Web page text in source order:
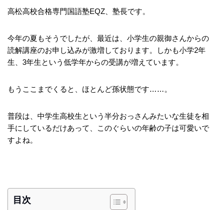
高松高校合格専門国語塾EQZ、塾長です。
今年の夏もそうでしたが、最近は、小学生の親御さんからの
読解講座のお申し込みが激増しております。しかも小学2年
生、3年生という低学年からの受講が増えています。
もうここまでくると、ほとんど孫状態です……。
普段は、中学生高校生という半分おっさんみたいな生徒を相
手にしているだけあって、このぐらいの年齢の子は可愛いで
すよね。
目次